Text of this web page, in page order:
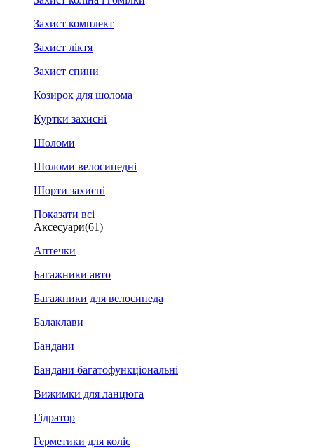
Захист комплект
Захист ліктя
Захист спини
Козирок для шолома
Куртки захисні
Шоломи
Шоломи велосипедні
Шорти захисні
Показати всі
Аксесуари(61)
Аптечки
Багажники авто
Багажники для велосипеда
Балаклави
Бандани
Бандани багатофункціональні
Вижимки для ланцюга
Гідратор
Герметики для коліс